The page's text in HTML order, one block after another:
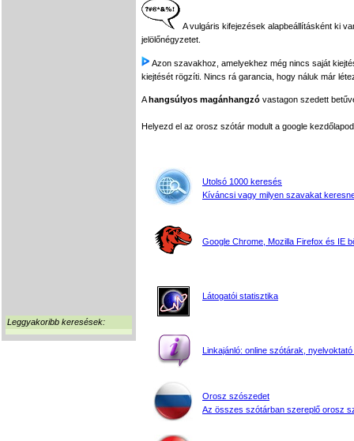
Leggyakoribb keresések:
A vulgáris kifejezések alapbeállításként ki
jelölőnégyzetet.
Azon szavakhoz, amelyekhez még nincs saját
kiejtését rögzíti. Nincs rá garancia, hogy náluk már
Ahangsúlyos magánhangzó vastagon szedett
Helyezd el az orosz szótár modult a google
Utolsó 1000 keresés
Kíváncsi vagy milyen szavakat
Google Chrome, Mozilla Firefox és IE
Látogatói statisztika
Linkajánló: online szótárak, nyelvoktató
Orosz szószedet
Az összes szótárban szereplő orosz